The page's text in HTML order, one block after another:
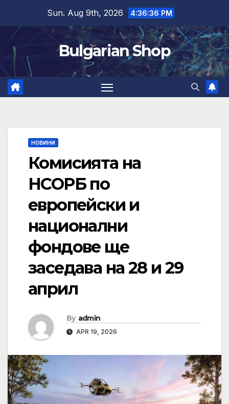
content
Sun. Aug 9th, 2026 4:36:37 PM
Bulgarian Shop
НОВИНИ
Комисията на
НСОРБ по
европейски и
национални
фондове ще
заседава на 28 и 29
април
By admin
APR 19, 2026